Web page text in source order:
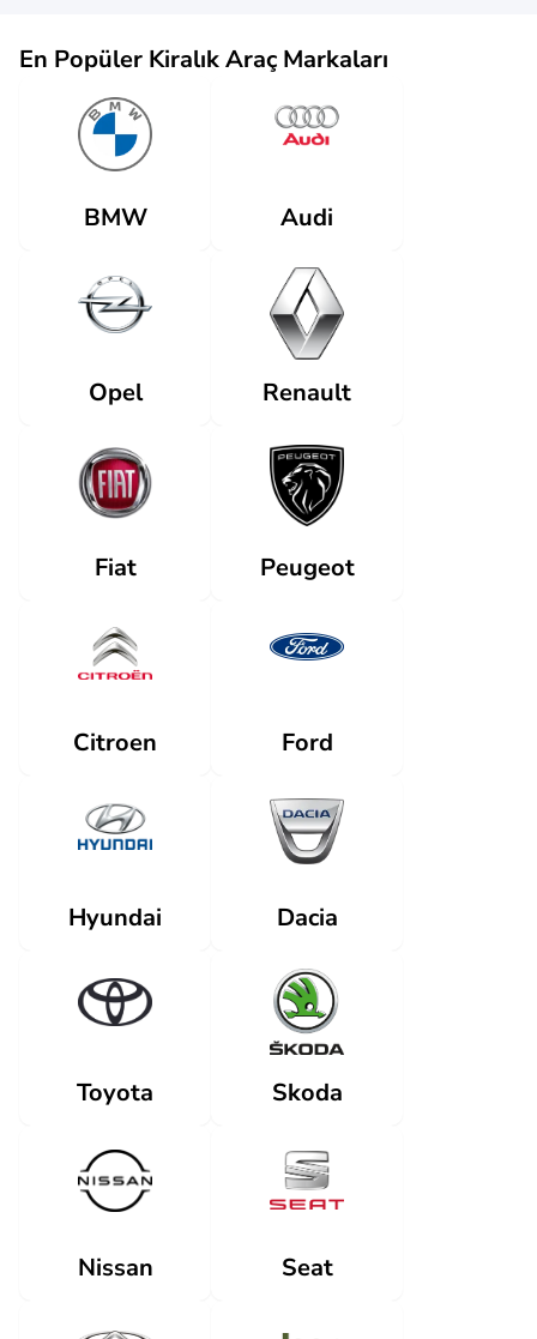
En Popüler Kiralık Araç Markaları
BMW Audi
Opel Renault
Fiat Peugeot
Citroen Ford
Hyundai Dacia
Toyota Skoda
Nissan Seat